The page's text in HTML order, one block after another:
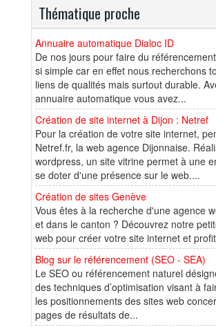
Thématique proche
Annuaire automatique Dialoc ID
De nos jours pour faire du
si simple car en effet nous recherchons
liens de qualités mais surtout durable.
annuaire automatique vous avez...
Création de site internet à Dijon : Netref
Pour la création de votre site internet,
Netref.fr, la web agence Dijonnaise.
wordpress, un site vitrine permet à une
se doter d'une présence sur le web....
Création de sites Genève
Vous êtes à la recherche d'une agence
et dans le canton ? Découvrez notre
web pour créer votre site internet et
Blog sur le référencement (SEO - SEA)
Le SEO ou référencement naturel
des techniques d’optimisation visant à
les positionnements des sites web
pages de résultats de...